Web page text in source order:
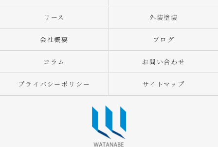
リース 外装塗装
会社概要 ブログ
コラム お問い合わせ
プライバシーポリシー サイトマップ